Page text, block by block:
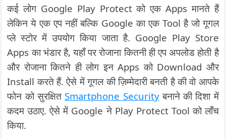
कई लोग Google Play Protect को एक Apps मानते हैं
लेकिन ये एक एप नहीं बल्कि Google का एक Tool है जो गूगल
प्ले स्टोर में उपयोग किया जाता है. Google Play Store
Apps का भंडार है, यहाँ पर रोजाना कितनी ही एप अपलोड होती है
और रोजाना कितने ही लोग इन Apps को Download और
Install करते हैं. ऐसे में गूगल की ज़िम्मेदारी बनती है की वो आपके
फोन को सुरक्षित Smartphone Securityबनाने की दिशा में
कदम उठाए. ऐसे में Google ने Play Protect Tool को लॉंच
किया.